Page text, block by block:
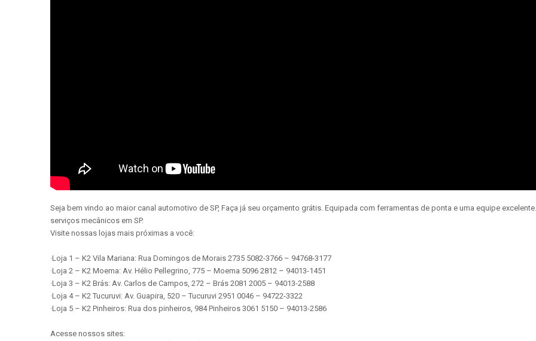
Seja bem vindo ao maior canal automotivo de SP, Faça já seu orçamento grátis. Equipada com ferramentas de ponta e uma equipe
serviços mecânicos em SP.
Visite nossas lojas mais próximas a você:
·Loja 1 – K2 Vila Mariana: Rua Domingos de Morais 2735 5082-3766 – 94768-3177
·Loja 2 – K2 Moema: Av. Hélio Pellegrino, 775 – Moema 5096 2812 – 94013-1451
·Loja 3 – K2 Brás: Av. Carlos de Campos, 272 – Brás 2081 2005 – 94013-2588
·Loja 4 – K2 Tucuruvi: Av. Guapira, 520 – Tucuruvi 2951 0046 – 94722-3322
·Loja 5 – K2 Pinheiros: Rua dos pinheiros, 984 Pinheiros 3061 5150 – 94013-2586
Acesse nossos sites: